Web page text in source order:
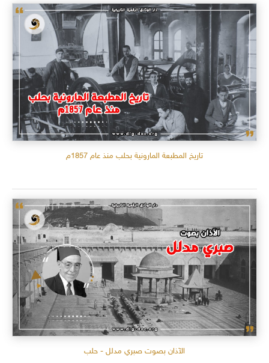
تاريخ المطبعة المارونية بحلب منذ عام 1857م
الآذان بصوت صبري مدلل - حلب